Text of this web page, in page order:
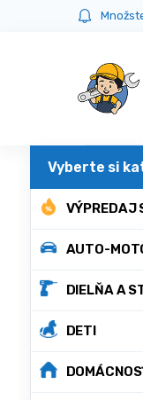
VÝPREDAJ
AUTO-
DIELŇA A
DETI